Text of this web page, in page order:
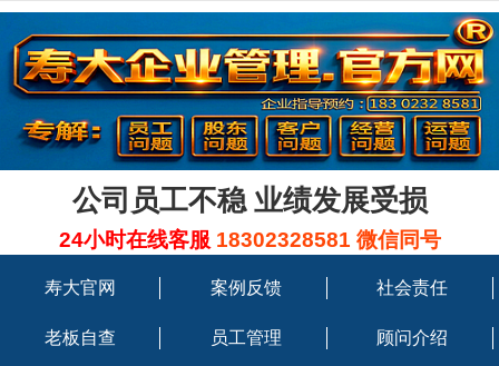
公司员工不稳 业绩发展受损
24小时在线客服 18302328581 微信同号
寿大官网 案例反馈 社会责任
老板自查 员工管理 顾问介绍